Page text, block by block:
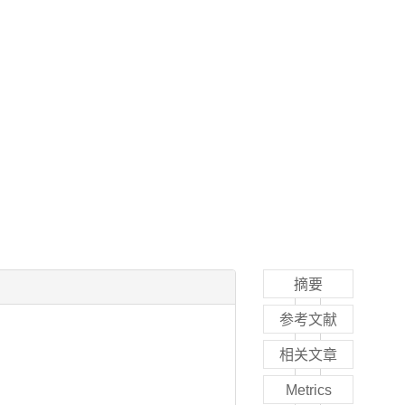
摘要
参考文献
相关文章
Metrics